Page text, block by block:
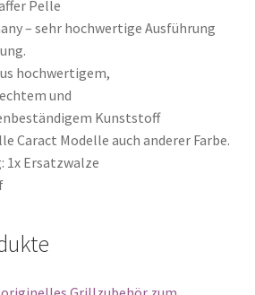
Pelle
– sehr hochwertige Ausführung
hochwertigem,
und
Kunststoff
Caract Modelle auch anderer Farbe.
1x Ersatzwalze